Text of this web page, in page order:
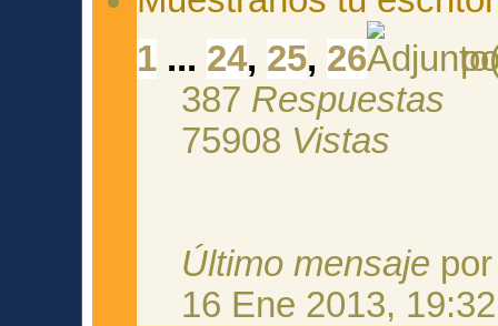
1 ... 24, 25, 26
387 Respuestas
75908 Vistas
Último mensaje
16 Ene 2013, 19:32